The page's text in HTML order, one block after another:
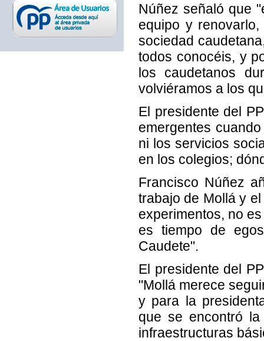
Núñez señaló que
equipo y
sociedad
todos conocéis, y
los caudetanos
volviéramos a los
El presidente del
emergentes
ni los servicios
en los colegios;
Francisco Núñez
trabajo de Mollá y
experimentos, no
es tiempo de
Caudete".
El presidente del
"Mollá merece
y para la
que se encontró
infraestructuras